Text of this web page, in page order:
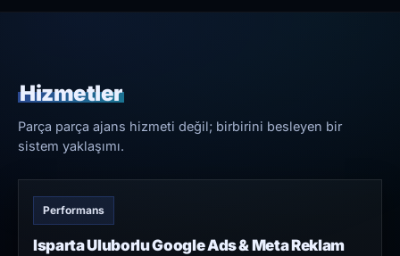
Hizmetler
Parça parça ajans hizmeti değil; birbirini besleyen bir
sistem yaklaşımı.
Performans
Isparta Uluborlu Google Ads & Meta Reklam